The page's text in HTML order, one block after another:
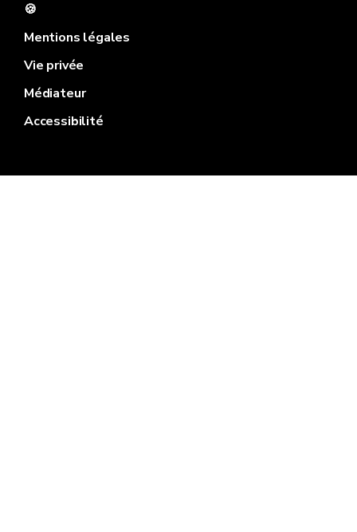
🍪
Mentions légales
Vie privée
Médiateur
Accessibilité